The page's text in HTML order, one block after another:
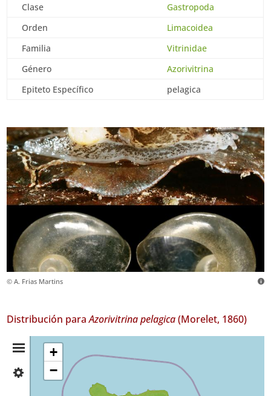
Clase
Gastropoda
Orden
Limacoidea
Familia
Vitrinidae
Género
Azorivitrina
Epiteto Específico
pelagica
© A. Frias Martins
Distribución paraAzorivitrina pelagica(Morelet, 1860)
Resumen
São
+
−